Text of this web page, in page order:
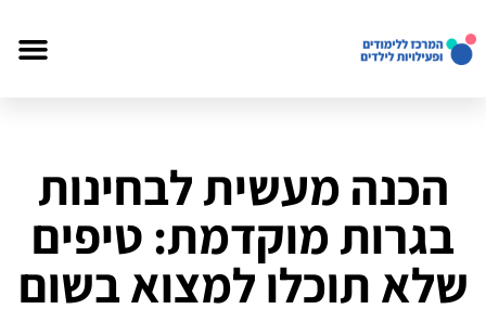
הכנה מעשית לבחינות
בגרות מוקדמת: טיפים
שלא תוכלו למצוא בשום